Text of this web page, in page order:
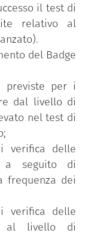
il test di
relativo al
del Badge
previste per i
dal livello di
nel test di
verifica delle
a seguito di
frequenza dei
verifica delle
al livello di